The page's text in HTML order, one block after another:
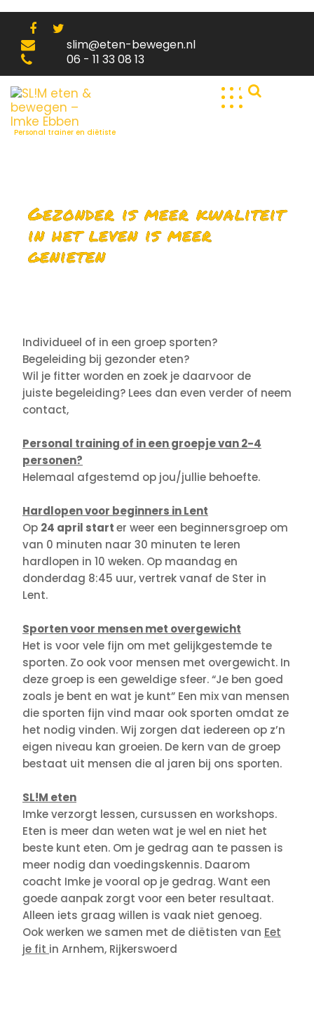
content
slim@eten-bewegen.nl
06 - 11 33 08 13
Personal trainer en diëtiste
Gezonder is meer kwaliteit
in het leven is meer
genieten
Individueel of in een groep sporten?
Begeleiding bij gezonder eten?
Wil je fitter worden en zoek je daarvoor de
juiste begeleiding? Lees dan even verder of neem
contact,
Personal training of in een groepje van 2-4
personen?
Helemaal afgestemd op jou/jullie behoefte.
Hardlopen voor beginners in Lent
Op 24 april starter weer een beginnersgroep om
van 0 minuten naar 30 minuten te leren
hardlopen in 10 weken. Op maandag en
donderdag 8:45 uur, vertrek vanaf de Ster in
Lent.
Sporten voor mensen met overgewicht
Het is voor vele fijn om met gelijkgestemde te
sporten. Zo ook voor mensen met overgewicht. In
deze groep is een geweldige sfeer. “Je ben goed
zoals je bent en wat je kunt” Een mix van mensen
die sporten fijn vind maar ook sporten omdat ze
het nodig vinden. Wij zorgen dat iedereen op z’n
eigen niveau kan groeien. De kern van de groep
bestaat uit mensen die al jaren bij ons sporten.
SL!M eten
Imke verzorgt lessen, cursussen en workshops.
Eten is meer dan weten wat je wel en niet het
beste kunt eten. Om je gedrag aan te passen is
meer nodig dan voedingskennis. Daarom
coacht Imke je vooral op je gedrag. Want een
goede aanpak zorgt voor een beter resultaat.
Alleen iets graag willen is vaak niet genoeg.
Ook werken we samen met de diëtisten van Eet
je fit in Arnhem, Rijkerswoerd